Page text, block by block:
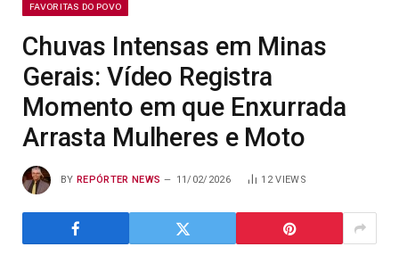
FAVORITAS DO POVO
Chuvas Intensas em Minas
Gerais: Vídeo Registra
Momento em que Enxurrada
Arrasta Mulheres e Moto
BY REPÓRTER NEWS 11/02/2026 12VIEWS